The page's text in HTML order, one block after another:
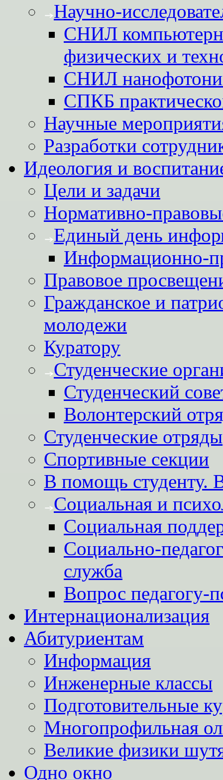
Научно-
СНИЛ
физических и
СНИЛ
СПКБ
Научные
Разработки
Идеология и
Цели и задачи
Нормативно-
Единый день
Информационно-
Правовое
Гражданское и
молодежи
Куратору
Студенческие
Студенческий
Волонтерский
Студенческие отряды
Спортивные секции
В помощь студенту.
Социальная и
Социальная
Социально-
служба
Вопрос педагогу-
Интернационализация
Абитуриентам
Информация
Инженерные классы
Подготовительные
Многопрофильная
Великие физики
Одно окно